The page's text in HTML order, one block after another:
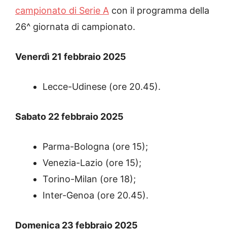
campionato di Serie A con il programma della
26^ giornata di campionato.
Venerdì 21 febbraio 2025
Lecce-Udinese (ore 20.45).
Sabato 22 febbraio 2025
Parma-Bologna (ore 15);
Venezia-Lazio (ore 15);
Torino-Milan (ore 18);
Inter-Genoa (ore 20.45).
Domenica 23 febbraio 2025